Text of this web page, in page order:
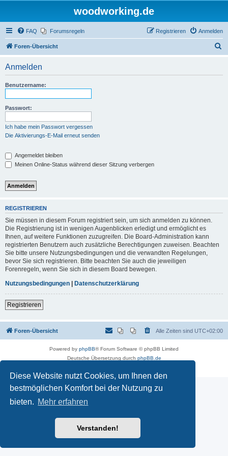
Diese Website nutzt Cookies, um Ihnen den
bestmöglichen Komfort bei der Nutzung zu
bieten. Mehr erfahren
Verstanden!
woodworking.de
FAQ Forumsregeln Anmelden
Registrieren
Foren-Übersicht
Anmelden
Benutzername:
Passwort:
Ich habe mein Passwort vergessen
Die Aktivierungs-E-Mail erneut senden
Angemeldet bleiben
Meinen Online-Status während dieser Sitzung verbergen
REGISTRIEREN
Sie müssen in diesem Forum registriert sein, um sich anmelden zu können.
Die Registrierung ist in wenigen Augenblicken erledigt und ermöglicht es
Ihnen, auf weitere Funktionen zuzugreifen. Die Board-Administration kann
registrierten Benutzern auch zusätzliche Berechtigungen zuweisen. Beachten
Sie bitte unsere Nutzungsbedingungen und die verwandten Regelungen,
bevor Sie sich registrieren. Bitte beachten Sie auch die jeweiligen
Forenregeln, wenn Sie sich in diesem Board bewegen.
Nutzungsbedingungen | Datenschutzerklärung
Registrieren
Foren-Übersicht Alle Zeiten sind UTC+02:00
Powered by phpBB® Forum Software © phpBB Limited
Deutsche Übersetzung durch phpBB.de